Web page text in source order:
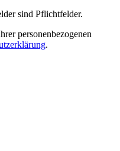
sind Pflichtfelder.
personenbezogenen
.